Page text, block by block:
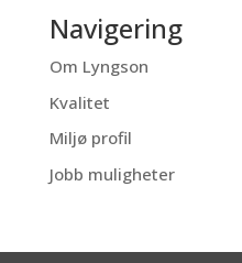
Navigering
Om Lyngson
Kvalitet
Miljø profil
Jobb muligheter